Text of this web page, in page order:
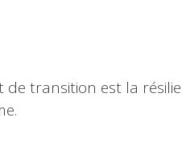
transition est la